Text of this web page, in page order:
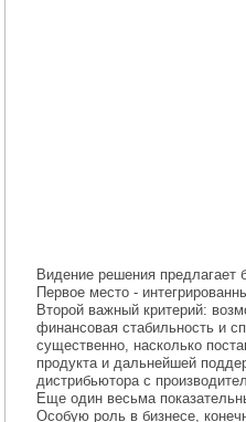
Видение решения предлагает
Первое место -
Второй важный критерий:
финансовая стабильность и
существенно, насколько
продукта и дальнейшей
дистрибьютора с
Еще один весьма
Особую роль в бизнесе,